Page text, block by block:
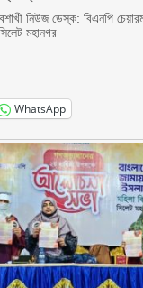
নিউজ ডেস্ক: বিএনপি
মহানগর
WhatsApp